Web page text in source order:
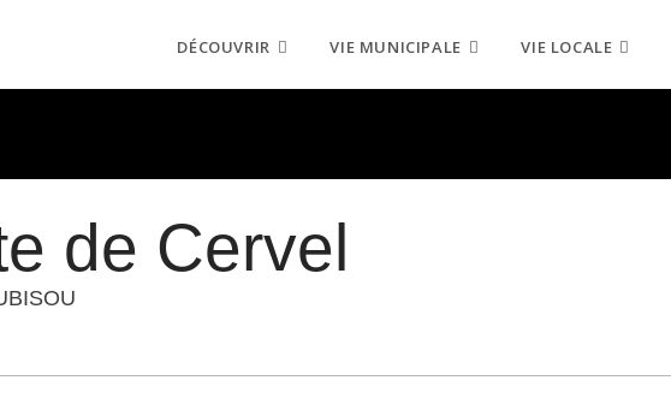
DÉCOUVRIR VIE MUNICIPALE VIE LOCALE
de Cervel